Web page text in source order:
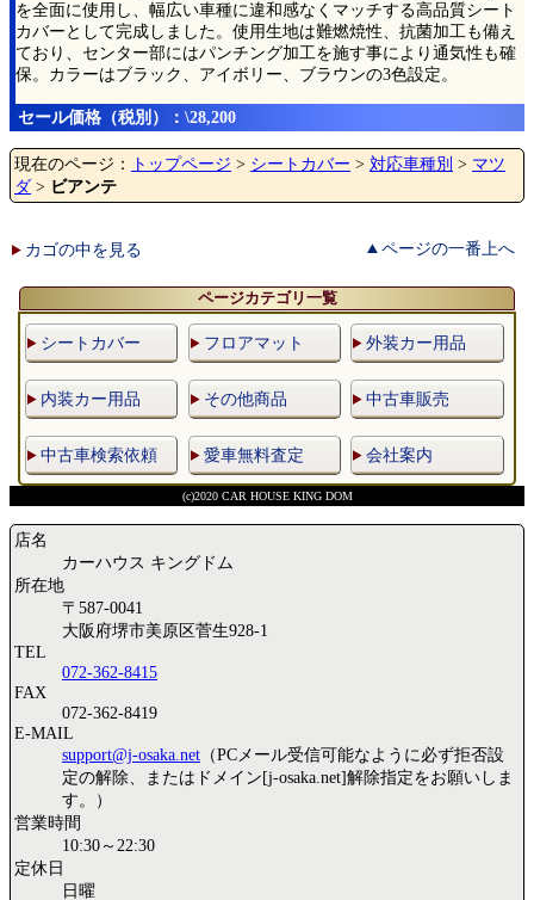
を全面に使用し、幅広い車種に違和感なくマッチする高品質シート
カバーとして完成しました。使用生地は難燃焼性、抗菌加工も備え
ており、センター部にはパンチング加工を施す事により通気性も確
保。カラーはブラック、アイボリー、ブラウンの3色設定。
セール価格（税別）：\28,200
現在のページ： トップページ > シートカバー > 対応車種別 > マツ
ダ > ビアンテ
カゴの中を見る ページの一番上へ
ページカテゴリ一覧
シートカバー フロアマット 外装カー用品
内装カー用品 その他商品 中古車販売
中古車検索依頼 愛車無料査定 会社案内
(c)2020 CAR HOUSE KING DOM
店名
カーハウス キングドム
所在地
〒587-0041
大阪府堺市美原区菅生928-1
TEL
072-362-8415
FAX
072-362-8419
E-MAIL
support@j-osaka.net （PCメール受信可能なように必ず拒否設
定の解除、またはドメイン[j-osaka.net]解除指定をお願いしま
す。）
営業時間
10:30～22:30
定休日
日曜